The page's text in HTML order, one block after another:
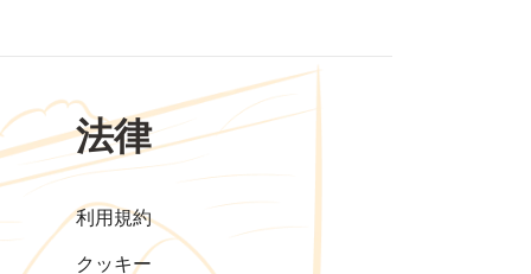
法律
利用規約
クッキー